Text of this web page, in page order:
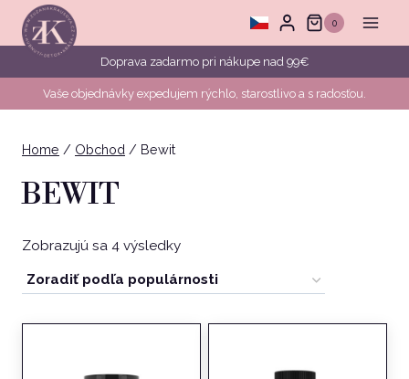
Skip
content
0
Doprava zadarmo pri nákupe nad 99€
Vaše objednávky expedujem rýchlo, starostlivo a s radosťou.
Home / Obchod / Bewit
BEWIT
Zobrazujú sa 4 výsledkyZoradené
podľa